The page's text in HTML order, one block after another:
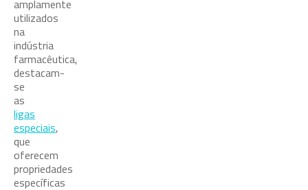
amplamente
utilizados
na
indústria
farmacêutica,
destacam-
se
as
ligas
especiais,
que
oferecem
propriedades
específicas